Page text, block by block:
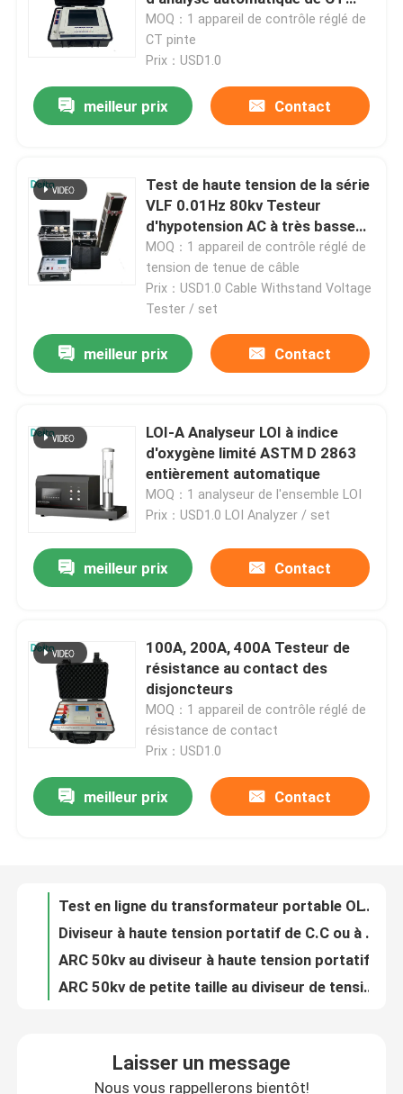
À la maison
Vidéos
À propos de nous
Visite de l'usine
Nous contacter
Demandez un devis
Matériel d'essai au feu
pinte
MOQ：1 appareil de contrôle réglé de
CT pinte
Prix：USD1.0
meilleur prix Contact
Test de haute tension de la série
VLF 0.01Hz 80kv Testeur
d'hypotension AC à très basse
fréquence
MOQ：1 appareil de contrôle réglé de
tension de tenue de câble
Prix：USD1.0 Cable Withstand Voltage
Tester / set
meilleur prix Contact
LOI-A Analyseur LOI à indice
d'oxygène limité ASTM D 2863
entièrement automatique
MOQ：1 analyseur de l'ensemble LOI
Prix：USD1.0 LOI Analyzer / set
meilleur prix Contact
100A, 200A, 400A Testeur de
résistance au contact des
disjoncteurs
MOQ：1 appareil de contrôle réglé de
résistance de contact
Prix：USD1.0
meilleur prix Contact
Test en ligne du transformateur portable OLTC sur charge
Le meilleur essayeur de tension claque d'huile de transformateur des prix 100kv de Bdv-II
Appareil de contrôle fiable 60kv 80kv 100kv de l'huile IEC60156 de laboratoire chaud de vente de BDV-I
Zja extérieur utilisant l'équipement de filtrage d'huile isolante de transformateur
Laisser un message
Nous vous rappellerons bientôt!